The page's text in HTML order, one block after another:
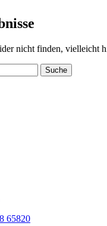
nicht finden, vielleicht
Suche
65820